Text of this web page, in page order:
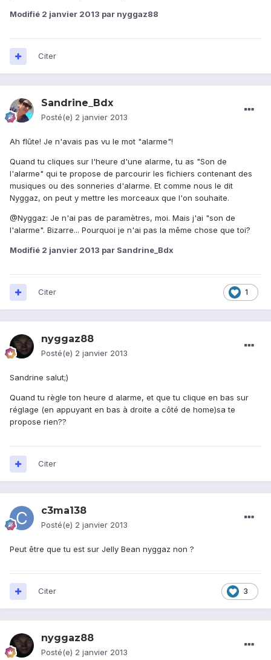
Modifié 2 janvier 2013 par nyggaz88
Citer
Sandrine_Bdx
Posté(e) 2 janvier 2013
Ah flûte! Je n'avais pas vu le mot "alarme"!
Quand tu cliques sur l'heure d'une alarme, tu as "Son de
l'alarme" qui te propose de parcourir les fichiers contenant des
musiques ou des sonneries d'alarme. Et comme nous le dit
Nyggaz, on peut y mettre les morceaux que l'on souhaite.
@Nyggaz: Je n'ai pas de paramètres, moi. Mais j'ai "son de
l'alarme". Bizarre... Pourquoi je n'ai pas la même chose que toi?
Modifié 2 janvier 2013 par Sandrine_Bdx
1
Citer
nyggaz88
Posté(e) 2 janvier 2013
Sandrine salut;)
Quand tu règle ton heure d alarme, et que tu clique en bas sur
réglage (en appuyant en bas à droite a côté de home)sa te
propose rien??
Citer
c3ma138
Posté(e) 2 janvier 2013
Peut être que tu est sur Jelly Bean nyggaz non ?
3
Citer
nyggaz88
Posté(e) 2 janvier 2013